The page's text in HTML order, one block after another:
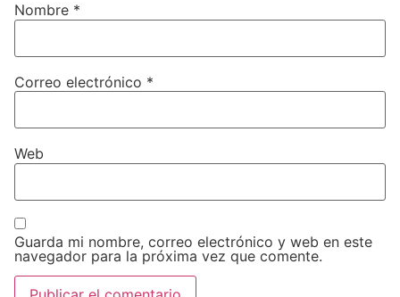
Nombre *
Correo electrónico *
Web
Guarda mi nombre, correo electrónico y web en este
navegador para la próxima vez que comente.